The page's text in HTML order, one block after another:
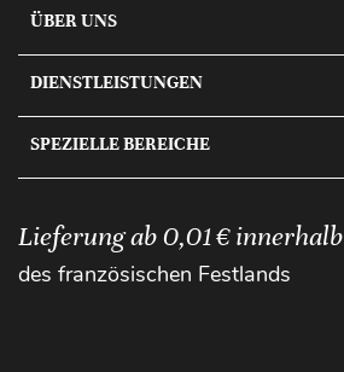
ÜBER UNS
DIENSTLEISTUNGEN
SPEZIELLE BEREICHE
Lieferung ab 0,01 € innerhalb
des französischen Festlands